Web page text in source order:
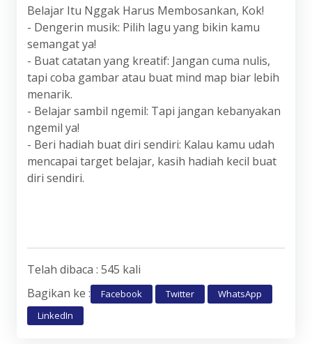
Belajar Itu Nggak Harus Membosankan, Kok!
- Dengerin musik: Pilih lagu yang bikin kamu
semangat ya!
- Buat catatan yang kreatif: Jangan cuma nulis,
tapi coba gambar atau buat mind map biar lebih
menarik.
- Belajar sambil ngemil: Tapi jangan kebanyakan
ngemil ya!
- Beri hadiah buat diri sendiri: Kalau kamu udah
mencapai target belajar, kasih hadiah kecil buat
diri sendiri.
Telah dibaca : 545 kali
Bagikan ke :
Facebook Twitter
WhatsApp
LinkedIn